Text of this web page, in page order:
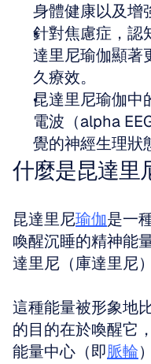
身體健康以及增
針對焦慮症，認
達里尼瑜伽顯著
久療效。
昆達里尼瑜伽中
電波（alpha
覺的神經生理狀
什麼是昆達里
昆達里尼瑜伽是一
喚醒沉睡的精神能
達里尼（庫達里尼
這種能量被形象地
的目的在於喚醒它
能量中心（即脈輪